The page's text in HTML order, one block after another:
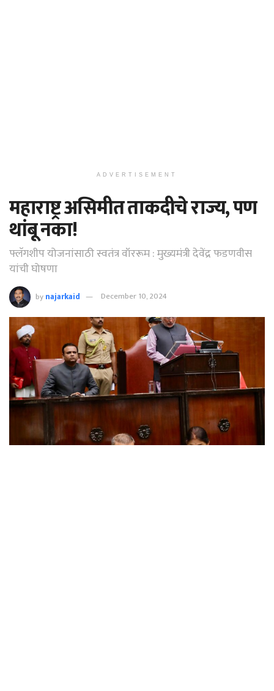
ADVERTISEMENT
महाराष्ट्र असिमीत ताकदीचे राज्य, पण
थांबू नका!
फ्लॅगशीप योजनांसाठी स्वतंत्र वॉररूम : मुख्यमंत्री देवेंद्र फडणवीस
यांची घोषणा
bynajarkaid December 10, 2024